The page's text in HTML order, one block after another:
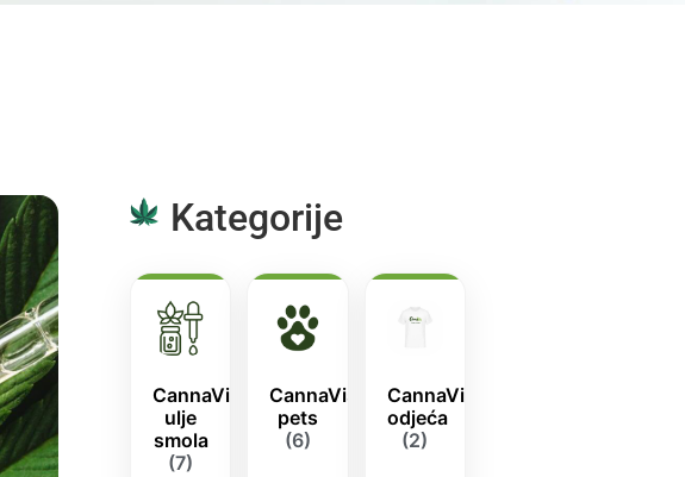
Kategorije
CannaVis
ulje
smola
(7)
CannaVis
pets
(6)
CannaVis
odjeća
(2)